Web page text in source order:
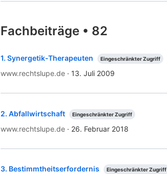
Fachbeiträge • 82
1.Synergetik-Therapeuten Eingeschränkter Zugriff
www.rechtslupe.de · 13. Juli 2009
2.Abfallwirtschaft Eingeschränkter Zugriff
www.rechtslupe.de · 26. Februar 2018
3. Bestimmtheitserfordernis Eingeschränkter Zugriff